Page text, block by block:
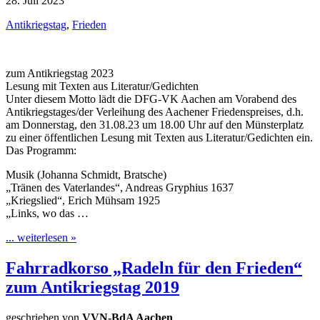
Antikriegstag, Frieden
zum Antikriegstag 2023
Lesung mit Texten aus Literatur/Gedichten
Unter diesem Motto lädt die DFG-VK Aachen am Vorabend des
Antikriegstages/der Verleihung des Aachener Friedenspreises, d.h.
am Donnerstag, den 31.08.23 um 18.00 Uhr auf den Münsterplatz
zu einer öffentlichen Lesung mit Texten aus Literatur/Gedichten ein.
Das Programm:
Musik (Johanna Schmidt, Bratsche)
„Tränen des Vaterlandes“, Andreas Gryphius 1637
„Kriegslied“, Erich Mühsam 1925
„Links, wo das …
... weiterlesen »
Fahrradkorso „Radeln für den Frieden“
zum Antikriegstag 2019